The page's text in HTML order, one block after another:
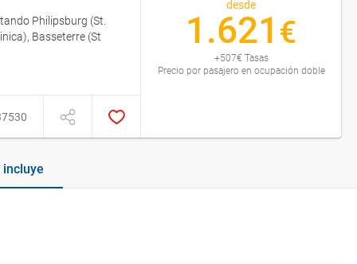
Philipsburg (St.
Basseterre (St
desde
1.621€
+507€ Tasas
Precio por pasajero en ocupación doble
/ No incluye